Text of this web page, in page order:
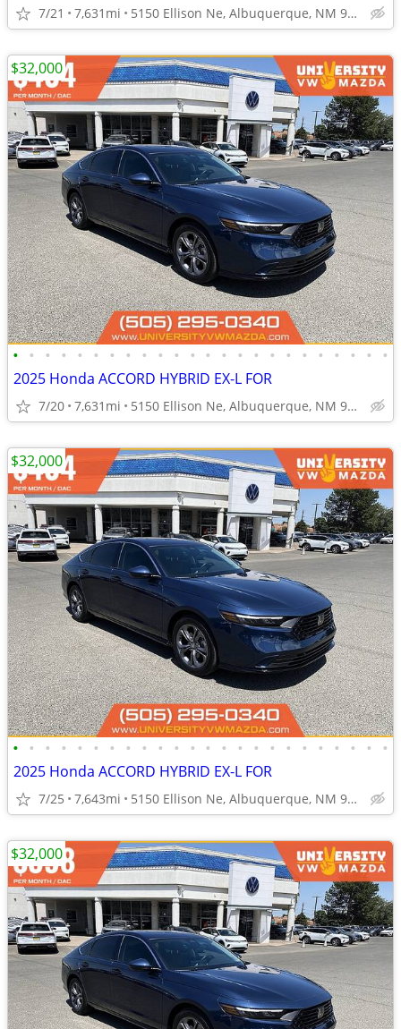
7/21 7,631mi 5150 Ellison Ne, Albuquerque, NM 97109
• • • • • • • • • • • • • • • • • • • • • • • •
2025 Honda ACCORD HYBRID EX-L FOR
7/20 7,631mi 5150 Ellison Ne, Albuquerque, NM 97109
$32,000
• • • • • • • • • • • • • • • • • • • • • • • •
2025 Honda ACCORD HYBRID EX-L FOR
7/25 7,643mi 5150 Ellison Ne, Albuquerque, NM 97109
$32,000
$32,000